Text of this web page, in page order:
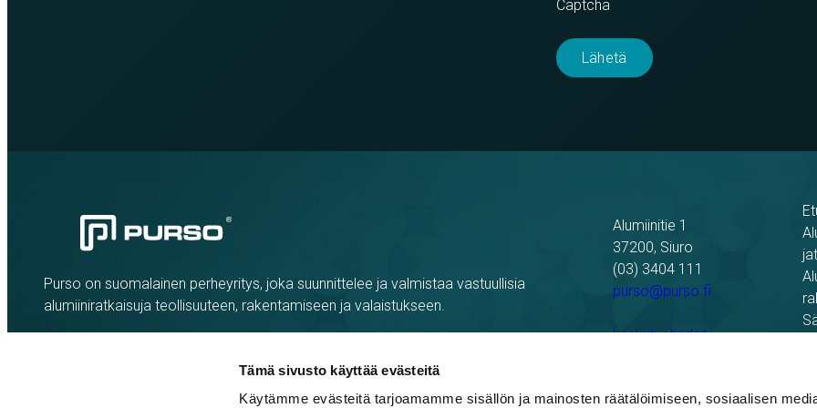
Tämä sivusto käyttää evästeitä
Käytämme evästeitä tarjoamamme sisällön ja mainosten räätälöimiseen, sosiaalisen
Captcha
Purso on suomalainen perheyritys, joka suunnittelee ja valmistaa vastuullisia
alumiiniratkaisuja teollisuuteen, rakentamiseen ja valaistukseen.
Alumiinitie 1
37200, Siuro
(03) 3404 111
purso@purso.fi
Laskutustiedot